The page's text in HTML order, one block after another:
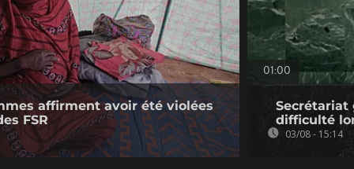
affirment avoir été violées
FSR
01:00
Secrétariat
difficulté
03/08 - 15:14